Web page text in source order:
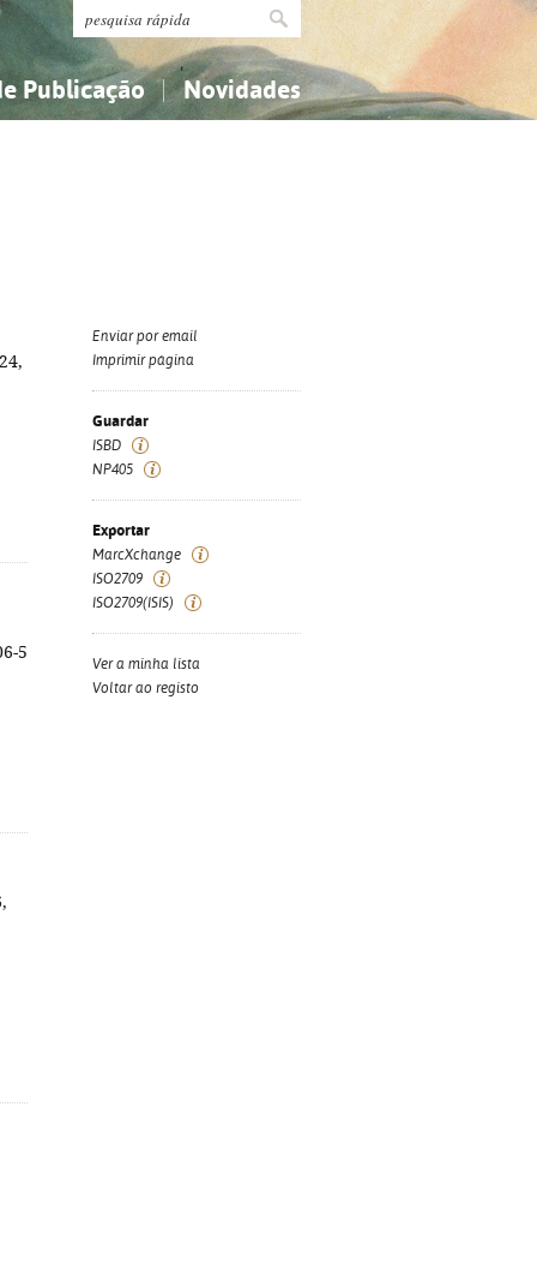
Publicação Novidades
5
Enviar por email
Imprimir página
Guardar
ISBD
NP405
Exportar
MarcXchange
ISO2709
ISO2709(ISIS)
Ver a minha lista
Voltar ao registo